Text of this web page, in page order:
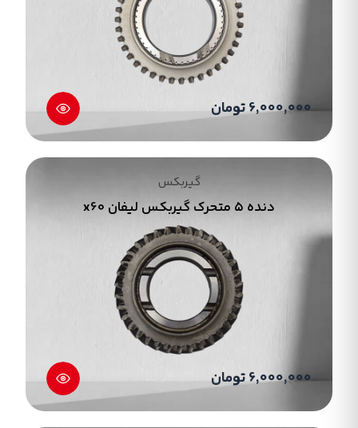
سمت دیگر شیار یاتاقان قرار دارد 5.کاسه
نمد;یاتاقان و روغن در آن در برابر نفوذ گرد و غبار
محافظت می کند 6.دنده برنجی;فلزی و حلقه ای است
و برای درگیری بین دنده کشویی و یاتاقان های
گیربکس از این قطعه استفاده می شود. 7.چرخ دنده
ها;از اساسی ترین قطعات مکانیکی در پوسته جعبه
بیرونی دندانه دار و در قطر های متفاوت هستند.
مرکز تخصصی او ام پارت دارای گیربکس جیلی و تمامی
قطعات گیربکس جیلی و دیگر لوازم یدکی های جیلی
و لیفان می باشد.
6,000,000 تومان
گیربکس
دنده ۵ متحرک گیربکس لیفان x60
6,000,000 تومان